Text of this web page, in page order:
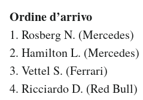
SHOP
CALENDARIO
AREA PERSONALE
Ordine d’arrivo
1. Rosberg N. (Mercedes)
2. Hamilton L. (Mercedes)
3. Vettel S. (Ferrari)
4. Ricciardo D. (Red Bull)